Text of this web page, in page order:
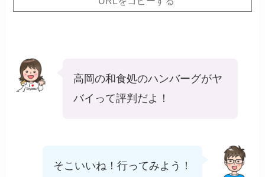
高岡の和食処のハンバーグがヤ
バイって評判だよ！
そこいいね！行ってみよう！